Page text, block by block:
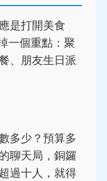
是打開美食
一個重點：聚
、朋友生日派
多少？預算多
聊天局，銅鑼
過十人，就得